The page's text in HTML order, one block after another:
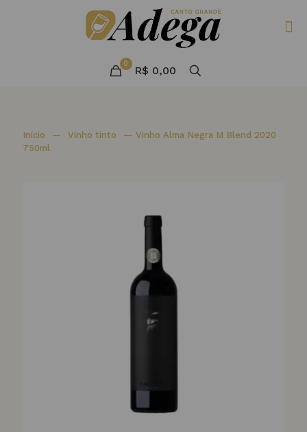
0
R$ 0,00
Início — Vinho tinto — Vinho Alma Negra M Blend 2020
750ml